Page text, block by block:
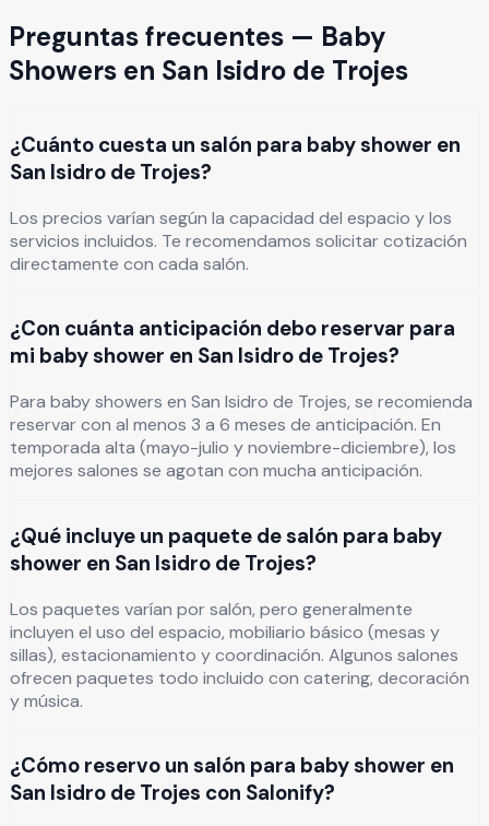
Preguntas frecuentes — Baby
Showers en San Isidro de Trojes
¿Cuánto cuesta un salón para baby shower en
San Isidro de Trojes?
Los precios varían según la capacidad del espacio y los
servicios incluidos. Te recomendamos solicitar cotización
directamente con cada salón.
¿Con cuánta anticipación debo reservar para
mi baby shower en San Isidro de Trojes?
Para baby showers en San Isidro de Trojes, se recomienda
reservar con al menos 3 a 6 meses de anticipación. En
temporada alta (mayo-julio y noviembre-diciembre), los
mejores salones se agotan con mucha anticipación.
¿Qué incluye un paquete de salón para baby
shower en San Isidro de Trojes?
Los paquetes varían por salón, pero generalmente
incluyen el uso del espacio, mobiliario básico (mesas y
sillas), estacionamiento y coordinación. Algunos salones
ofrecen paquetes todo incluido con catering, decoración
y música.
¿Cómo reservo un salón para baby shower en
San Isidro de Trojes con Salonify?